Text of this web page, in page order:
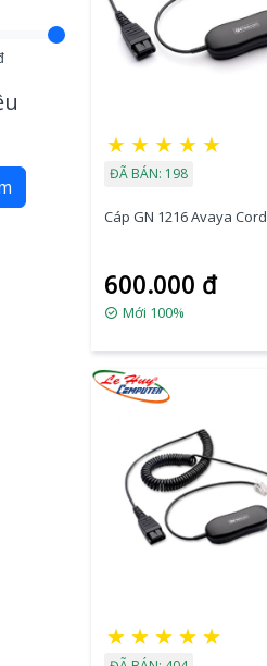
★ ★ ★ ★ ★
ĐÃ BÁN: 198
Cáp GN 1216 Avaya Cord
600.000 đ
Mới 100%
★ ★ ★ ★ ★